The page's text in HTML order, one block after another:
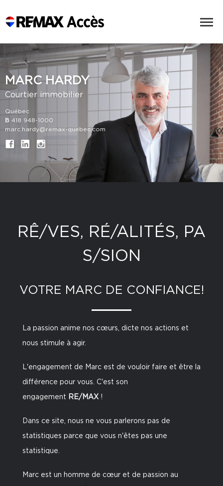
MARC HARDY
Courtier immobilier
Québec
B 418 948-1000
marc.hardy@remax-quebec.com
RÊ/VES, RÉ/ALITÉS, PA
S/SION
VOTRE MARC DE CONFIANCE!
La passion anime nos cœurs, dicte nos actions et
nous stimule à agir.
L'engagement de Marc est de vouloir faire et être la
différence pour vous. C'est son
engagement RE/ MAX !
Dans ce site, nous ne vous parlerons pas de
statistiques parce que vous n'êtes pas une
statistique.
Marc est un homme de cœur et de passion au